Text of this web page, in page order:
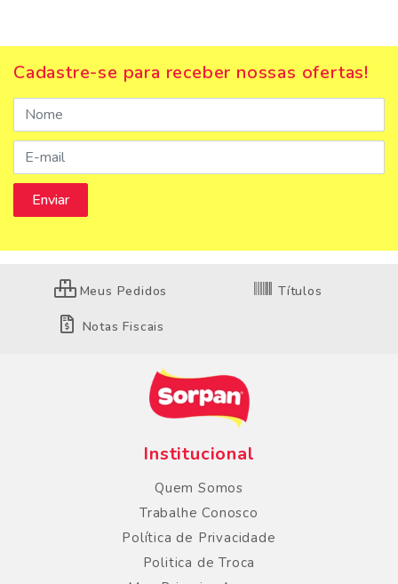
Cadastre-se para receber nossas ofertas!
Meus Pedidos Títulos
Notas Fiscais
Institucional
Quem Somos
Trabalhe Conosco
Política de Privacidade
Politica de Troca